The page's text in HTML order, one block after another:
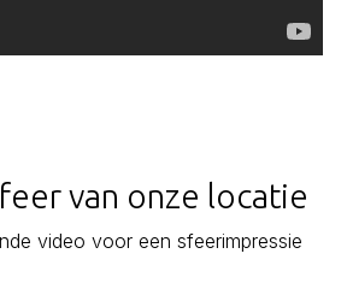
van onze locatie
video voor een sfeerimpressie